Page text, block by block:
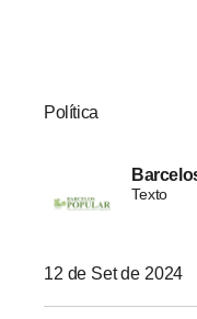
Política
Texto
12 de Set de 2024